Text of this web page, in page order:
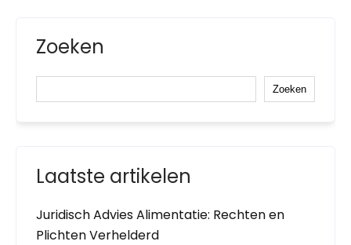
Zoeken
Zoeken
Laatste artikelen
Juridisch Advies Alimentatie: Rechten en
Plichten Verhelderd